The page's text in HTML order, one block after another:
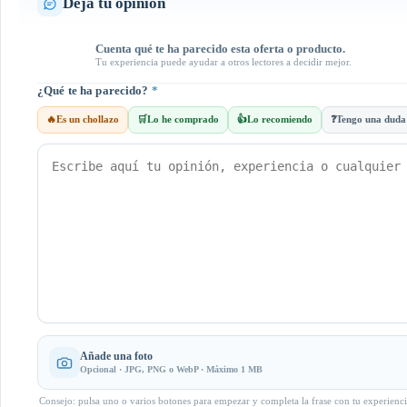
Cuenta qué te ha parecido esta oferta o producto.
Tu experiencia puede ayudar a otros lectores a decidir mejor.
¿Qué te ha parecido? *
🔥Es un chollazo 🛒Lo he comprado 👍Lo recomiendo ❓Tengo una duda
Añade una foto
Opcional · JPG, PNG o WebP · Máximo 1 MB
Consejo: pulsa uno o varios botones para empezar y completa la frase con tu